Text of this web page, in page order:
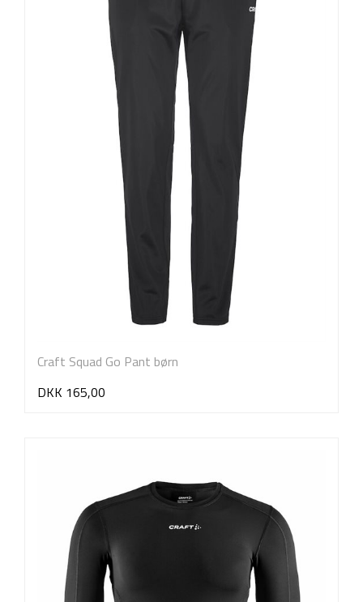
Craft Squad Go Pant børn
DKK 165,00